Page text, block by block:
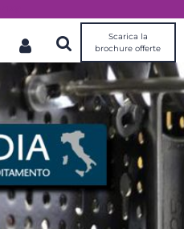
Scarica la
brochure offerte